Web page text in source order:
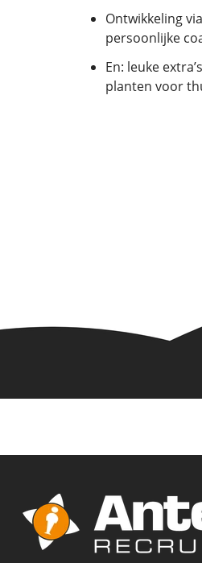
Ontwikkeling
persoonlijke
En: leuke
planten voor